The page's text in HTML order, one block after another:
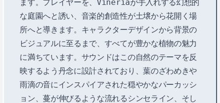
ます。プレイヤーを、Vineriaが手入れする幻想的
な庭園へと誘い、音楽的創造性が土壌から花開く場
所へと導きます。キャラクターデザインから背景の
ビジュアルに至るまで、すべてが豊かな植物の魅力
に満ちています。サウンドはこの自然のテーマを反
映するよう丹念に設計されており、葉のざわめきや
雨滴の音にインスパイアされた穏やかなパーカッシ
ョン、蔓が伸びるような流れるシンセライン、そし